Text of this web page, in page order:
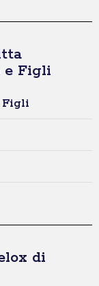
e Figli
di